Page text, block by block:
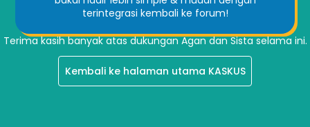
terintegrasi kembali ke forum!
Terima kasih banyak atas dukungan Agan dan Sista selama ini.
Kembali ke halaman utama KASKUS